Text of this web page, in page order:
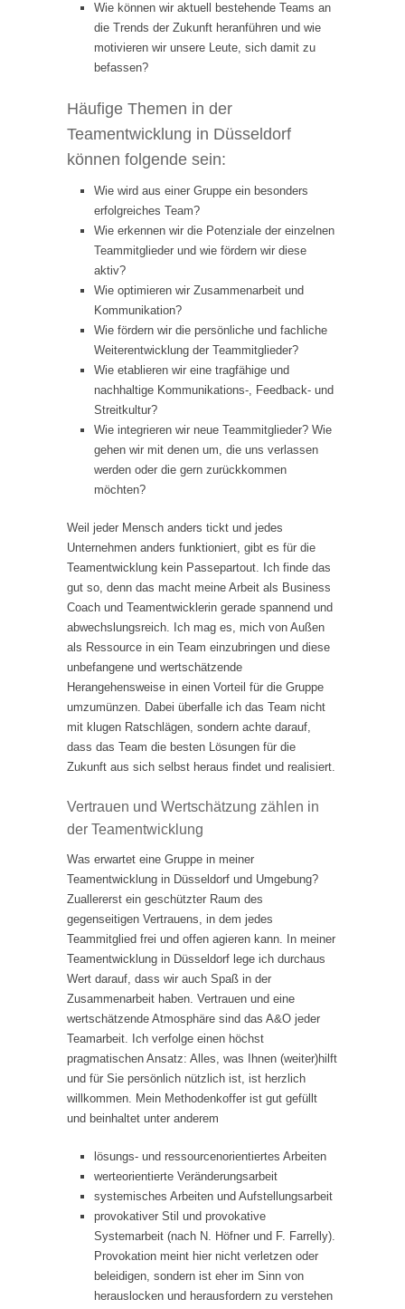
Wie können wir aktuell bestehende Teams an
die Trends der Zukunft heranführen und wie
motivieren wir unsere Leute, sich damit zu
befassen?
Häufige Themen in der
Teamentwicklung in Düsseldorf
können folgende sein:
Wie wird aus einer Gruppe ein besonders
erfolgreiches Team?
Wie erkennen wir die Potenziale der einzelnen
Teammitglieder und wie fördern wir diese
aktiv?
Wie optimieren wir Zusammenarbeit und
Kommunikation?
Wie fördern wir die persönliche und fachliche
Weiterentwicklung der Teammitglieder?
Wie etablieren wir eine tragfähige und
nachhaltige Kommunikations-, Feedback- und
Streitkultur?
Wie integrieren wir neue Teammitglieder? Wie
gehen wir mit denen um, die uns verlassen
werden oder die gern zurückkommen
möchten?
Weil jeder Mensch anders tickt und jedes
Unternehmen anders funktioniert, gibt es für die
Teamentwicklung kein Passepartout. Ich finde das
gut so, denn das macht meine Arbeit als Business
Coach und Teamentwicklerin gerade spannend und
abwechslungsreich. Ich mag es, mich von Außen
als Ressource in ein Team einzubringen und diese
unbefangene und wertschätzende
Herangehensweise in einen Vorteil für die Gruppe
umzumünzen. Dabei überfalle ich das Team nicht
mit klugen Ratschlägen, sondern achte darauf,
dass das Team die besten Lösungen für die
Zukunft aus sich selbst heraus findet und realisiert.
Vertrauen und Wertschätzung zählen in
der Teamentwicklung
Was erwartet eine Gruppe in meiner
Teamentwicklung in Düsseldorf und Umgebung?
Zuallererst ein geschützter Raum des
gegenseitigen Vertrauens, in dem jedes
Teammitglied frei und offen agieren kann. In meiner
Teamentwicklung in Düsseldorf lege ich durchaus
Wert darauf, dass wir auch Spaß in der
Zusammenarbeit haben. Vertrauen und eine
wertschätzende Atmosphäre sind das A&O jeder
Teamarbeit. Ich verfolge einen höchst
pragmatischen Ansatz: Alles, was Ihnen (weiter)hilft
und für Sie persönlich nützlich ist, ist herzlich
willkommen. Mein Methodenkoffer ist gut gefüllt
und beinhaltet unter anderem
lösungs- und ressourcenorientiertes Arbeiten
werteorientierte Veränderungsarbeit
systemisches Arbeiten und Aufstellungsarbeit
provokativer Stil und provokative
Systemarbeit (nach N. Höfner und F. Farrelly).
Provokation meint hier nicht verletzen oder
beleidigen, sondern ist eher im Sinn von
herauslocken und herausfordern zu verstehen